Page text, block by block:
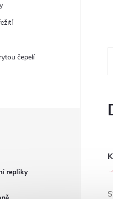
čepelí
repliky